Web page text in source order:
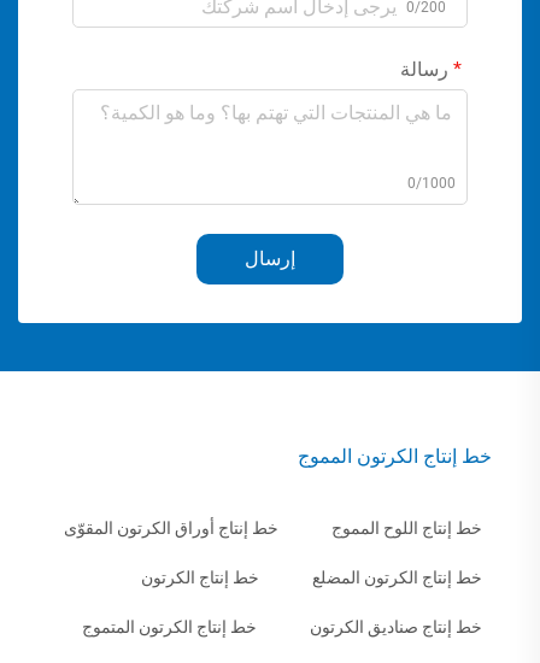
0/200
رسالة
0/1000
إرسال
خط إنتاج الكرتون المموج
خط إنتاج اللوح المموج خط إنتاج أوراق الكرتون المقوّى
خط إنتاج الكرتون المضلع خط إنتاج الكرتون
خط إنتاج صناديق الكرتون خط إنتاج الكرتون المتموج